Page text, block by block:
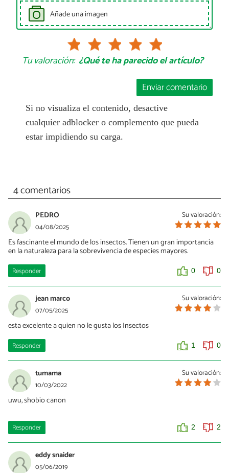
Añade una imagen
Tu valoración: ¿Qué te ha parecido el artículo?
Enviar comentario
Si no visualiza el contenido, desactive
cualquier adblocker o complemento que pueda
estar impidiendo su carga.
4 comentarios
Su valoración:
PEDRO
04/08/2025
Es fascinante el mundo de los insectos. Tienen un gran importancia
en la naturaleza para la sobrevivencia de especies mayores.
Responder 0 0
Su valoración:
jean marco
07/05/2025
esta excelente a quien no le gusta los Insectos
Responder 1 0
Su valoración:
tumama
10/03/2022
uwu, shobio canon
Responder 2 2
eddy snaider
05/06/2019